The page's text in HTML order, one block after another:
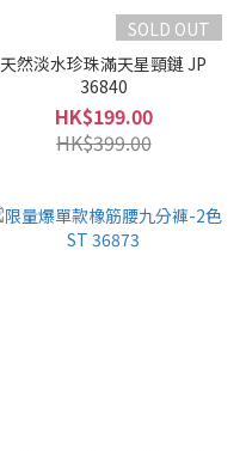
SOLD OUT
天然淡水珍珠滿天星頸鏈 JP
36840
HK$199.00
HK$399.00